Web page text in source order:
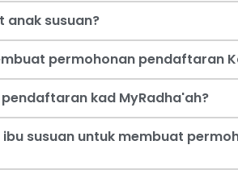
anak susuan?
permohonan pendaftaran
kad MyRadha'ah?
susuan untuk membuat